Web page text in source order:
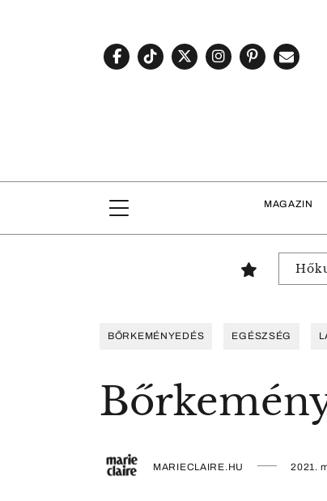
MAGAZIN
BŐRKEMÉNYEDÉS EGÉSZSÉG
MARIECLAIRE.HU 2021.